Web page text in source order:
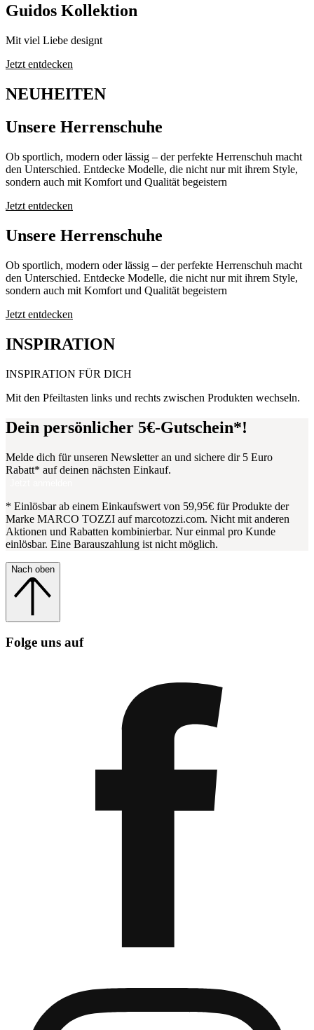
Guidos Kollektion
Mit viel Liebe designt
Jetzt entdecken
NEUHEITEN
Unsere Herrenschuhe
Ob sportlich, modern oder lässig – der perfekte Herrenschuh macht
den Unterschied. Entdecke Modelle, die nicht nur mit ihrem Style,
sondern auch mit Komfort und Qualität begeistern
Jetzt entdecken
Unsere Herrenschuhe
Ob sportlich, modern oder lässig – der perfekte Herrenschuh macht
den Unterschied. Entdecke Modelle, die nicht nur mit ihrem Style,
sondern auch mit Komfort und Qualität begeistern
Jetzt entdecken
INSPIRATION
INSPIRATION FÜR DICH
Mit den Pfeiltasten links und rechts zwischen Produkten wechseln.
Dein persönlicher 5€-Gutschein*!
Melde dich für unseren Newsletter an und sichere dir 5 Euro
Rabatt* auf deinen nächsten Einkauf.
* Einlösbar ab einem Einkaufswert von 59,95€ für Produkte der
Marke MARCO TOZZI auf marcotozzi.com. Nicht mit anderen
Aktionen und Rabatten kombinierbar. Nur einmal pro Kunde
einlösbar. Eine Barauszahlung ist nicht möglich.
Nach oben
Folge uns auf